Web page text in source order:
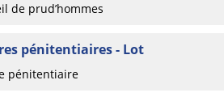
de prud’hommes
pénitentiaires - Lot
pénitentiaire